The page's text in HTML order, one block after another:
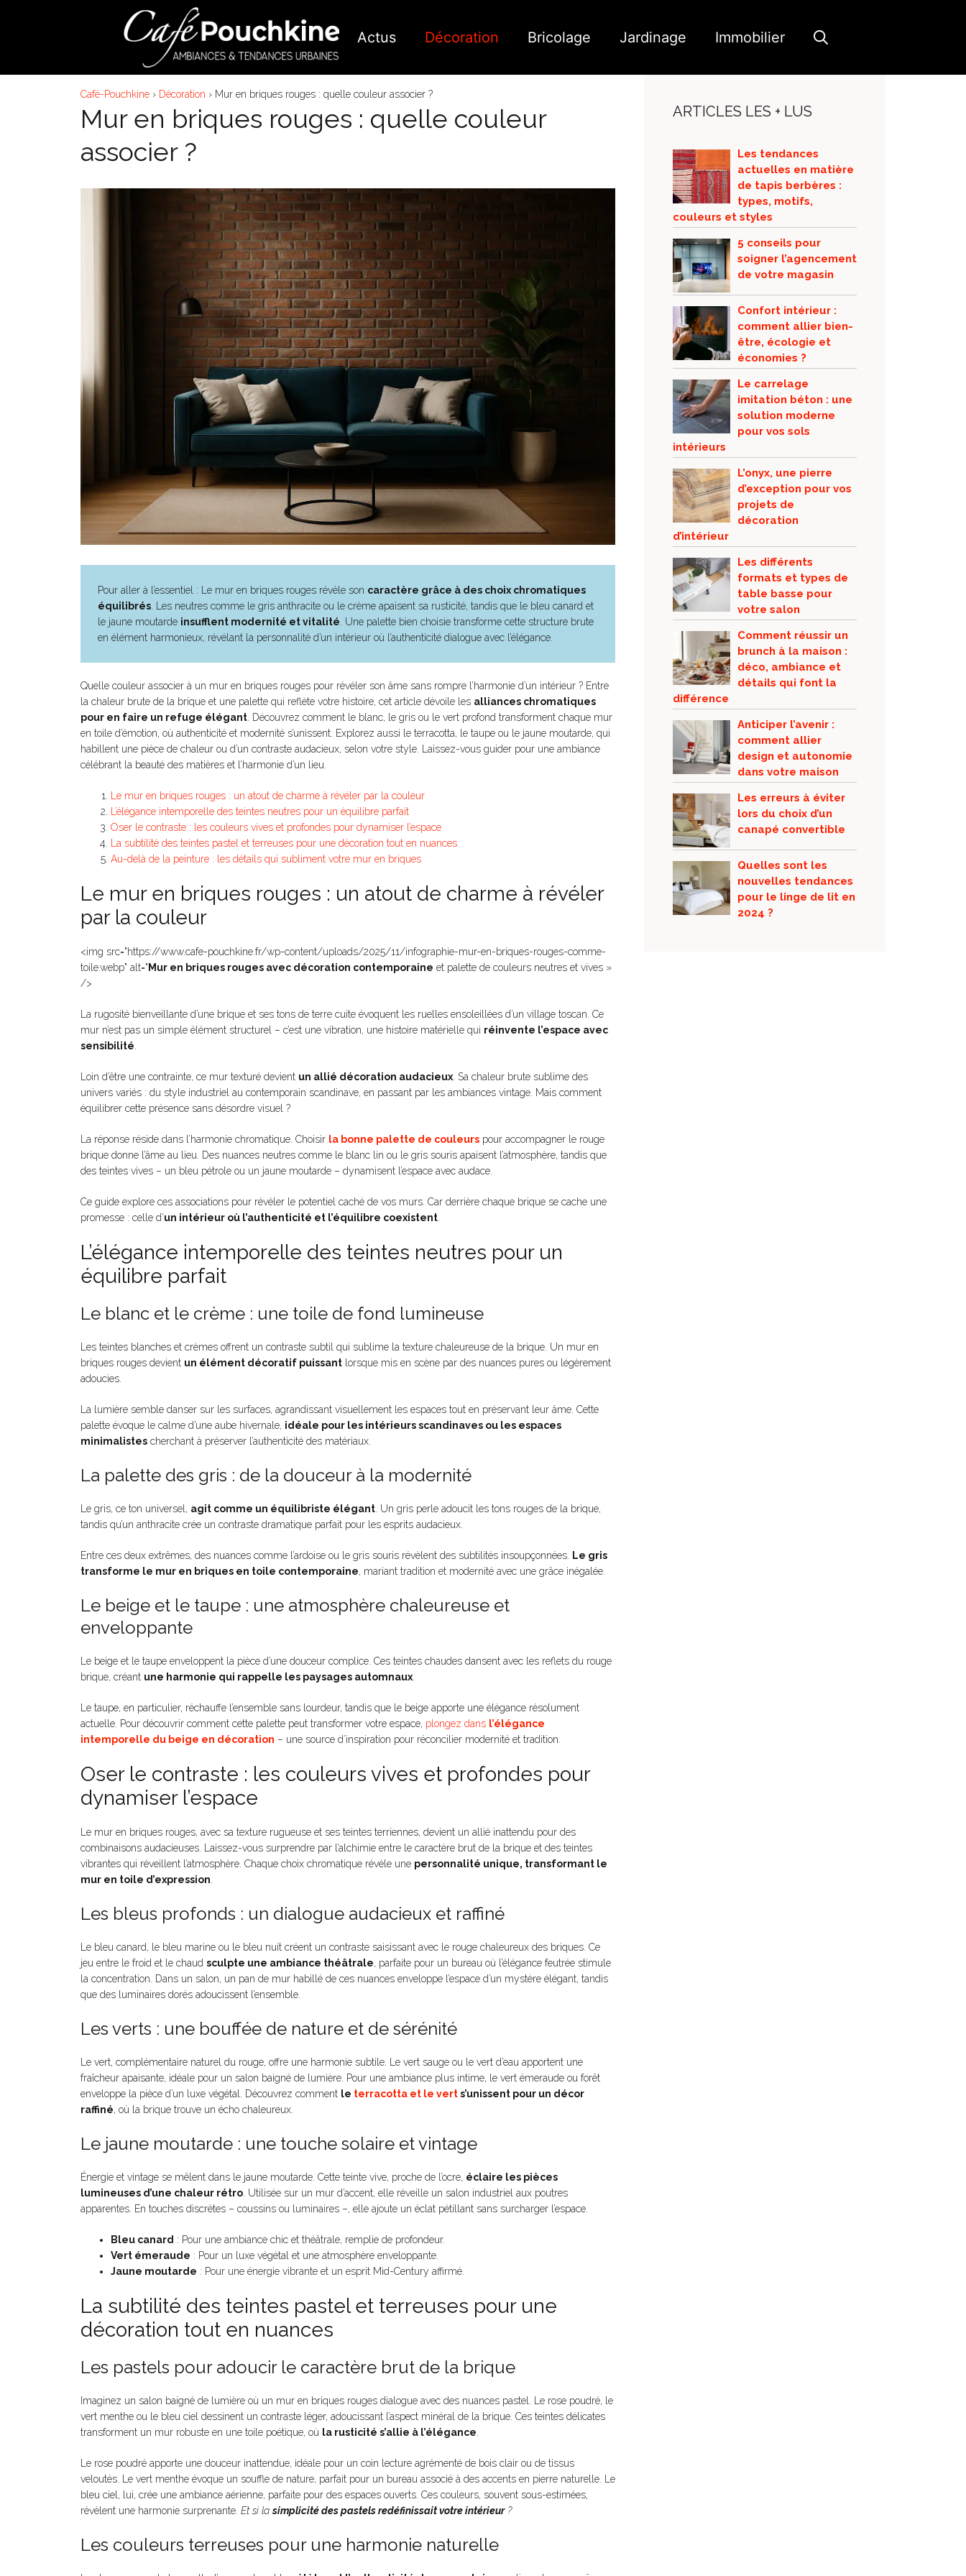
Actus Décoration Bricolage Jardinage Immobilier
Café-Pouchkine › Décoration › Mur en briques rouges : quelle couleur associer ?
Mur en briques rouges : quelle couleur
associer ?
Pour aller à l’essentiel : Le mur en briques rouges révèle son caractère grâce à des choix chromatiques
équilibrés . Les neutres comme le gris anthracite ou le crème apaisent sa rusticité, tandis que le bleu canard et
le jaune moutarde insufflent modernité et vitalité . Une palette bien choisie transforme cette structure brute
en élément harmonieux, révélant la personnalité d’un intérieur où l’authenticité dialogue avec l’élégance.
Quelle couleur associer à un mur en briques rouges pour révéler son âme sans rompre l’harmonie d’un intérieur ? Entre
la chaleur brute de la brique et une palette qui reflète votre histoire, cet article dévoile les alliances chromatiques
pour en faire un refuge élégant . Découvrez comment le blanc, le gris ou le vert profond transforment chaque mur
en toile d’émotion, où authenticité et modernité s’unissent. Explorez aussi le terracotta, le taupe ou le jaune moutarde, qui
habillent une pièce de chaleur ou d’un contraste audacieux, selon votre style. Laissez-vous guider pour une ambiance
célébrant la beauté des matières et l’harmonie d’un lieu.
Le mur en briques rouges : un atout de charme à révéler par la couleur
L’élégance intemporelle des teintes neutres pour un équilibre parfait
Oser le contraste : les couleurs vives et profondes pour dynamiser l’espace
La subtilité des teintes pastel et terreuses pour une décoration tout en nuances
Au-delà de la peinture : les détails qui subliment votre mur en briques
Le mur en briques rouges : un atout de charme à révéler
par la couleur
<img src="https://www.cafe-pouchkine.fr/wp-content/uploads/2025/11/infographie-mur-en-briques-rouges-comme-
toile.webp" alt=" Mur en briques rouges avec décoration contemporaine et palette de couleurs neutres et vives »
/>
La rugosité bienveillante d’une brique et ses tons de terre cuite évoquent les ruelles ensoleillées d’un village toscan. Ce
mur n’est pas un simple élément structurel – c’est une vibration, une histoire matérielle qui réinvente l’espace avec
sensibilité
Loin d’être une contrainte, ce mur texturé devient un allié décoration audacieux . Sa chaleur brute sublime des
univers variés : du style industriel au contemporain scandinave, en passant par les ambiances vintage. Mais comment
équilibrer cette présence sans désordre visuel ?
La réponse réside dans l’harmonie chromatique. Choisir la bonne palette de couleurs pour accompagner le rouge
brique donne l’âme au lieu. Des nuances neutres comme le blanc lin ou le gris souris apaisent l’atmosphère, tandis que
des teintes vives – un bleu pétrole ou un jaune moutarde – dynamisent l’espace avec audace.
Ce guide explore ces associations pour révéler le potentiel caché de vos murs. Car derrière chaque brique se cache une
promesse : celle d’un intérieur où l’authenticité et l’équilibre coexistent
L’élégance intemporelle des teintes neutres pour un
équilibre parfait
Le blanc et le crème : une toile de fond lumineuse
Les teintes blanches et crèmes offrent un contraste subtil qui sublime la texture chaleureuse de la brique. Un mur en
briques rouges devient un élément décoratif puissant lorsque mis en scène par des nuances pures ou légèrement
adoucies.
La lumière semble danser sur les surfaces, agrandissant visuellement les espaces tout en préservant leur âme. Cette
palette évoque le calme d’une aube hivernale, idéale pour les intérieurs scandinaves ou les espaces
minimalistes cherchant à préserver l’authenticité des matériaux.
La palette des gris : de la douceur à la modernité
Le gris, ce ton universel, agit comme un équilibriste élégant . Un gris perle adoucit les tons rouges de la brique,
tandis qu’un anthracite crée un contraste dramatique parfait pour les esprits audacieux.
Entre ces deux extrêmes, des nuances comme l’ardoise ou le gris souris révèlent des subtilités insoupçonnées.
Le gris
transforme le mur en briques en toile contemporaine, mariant tradition et modernité avec une grâce inégalée.
Le beige et le taupe : une atmosphère chaleureuse et
enveloppante
Le beige et le taupe enveloppent la pièce d’une douceur complice. Ces teintes chaudes dansent avec les reflets du rouge
brique, créant une harmonie qui rappelle les paysages automnaux
Le taupe, en particulier, réchauffe l’ensemble sans lourdeur, tandis que le beige apporte une élégance résolument
actuelle. Pour découvrir comment cette palette peut transformer votre espace, plongez dans l’élégance
intemporelle du beige en décoration – une source d’inspiration pour réconcilier modernité et tradition.
Oser le contraste : les couleurs vives et profondes pour
dynamiser l’espace
Le mur en briques rouges, avec sa texture rugueuse et ses teintes terriennes, devient un allié inattendu pour des
combinaisons audacieuses. Laissez-vous surprendre par l’alchimie entre le caractère brut de la brique et des teintes
vibrantes qui réveillent l’atmosphère. Chaque choix chromatique révèle une personnalité unique, transformant le
mur en toile d’expression
Les bleus profonds : un dialogue audacieux et raffiné
Le bleu canard, le bleu marine ou le bleu nuit créent un contraste saisissant avec le rouge chaleureux des briques. Ce
jeu entre le froid et le chaud sculpte une ambiance théâtrale, parfaite pour un bureau où l’élégance feutrée stimule
la concentration. Dans un salon, un pan de mur habillé de ces nuances enveloppe l’espace d’un mystère élégant, tandis
que des luminaires dorés adoucissent l’ensemble.
Les verts : une bouffée de nature et de sérénité
Le vert, complémentaire naturel du rouge, offre une harmonie subtile. Le vert sauge ou le vert d’eau apportent une
fraîcheur apaisante, idéale pour un salon baigné de lumière. Pour une ambiance plus intime, le vert émeraude ou forêt
enveloppe la pièce d’un luxe végétal. Découvrez comment le terracotta et le verts’unissent pour un décor
raffiné, où la brique trouve un écho chaleureux.
Le jaune moutarde : une touche solaire et vintage
Énergie et vintage se mêlent dans le jaune moutarde. Cette teinte vive, proche de l’ocre, éclaire les pièces
lumineuses d’une chaleur rétro . Utilisée sur un mur d’accent, elle réveille un salon industriel aux poutres
apparentes. En touches discrètes – coussins ou luminaires –, elle ajoute un éclat pétillant sans surcharger l’espace.
Bleu canard : Pour une ambiance chic et théâtrale, remplie de profondeur.
Vert émeraude : Pour un luxe végétal et une atmosphère enveloppante.
Jaune moutarde : Pour une énergie vibrante et un esprit Mid-Century affirmé.
La subtilité des teintes pastel et terreuses pour une
décoration tout en nuances
Les pastels pour adoucir le caractère brut de la brique
Imaginez un salon baigné de lumière où un mur en briques rouges dialogue avec des nuances pastel. Le rose poudré, le
vert menthe ou le bleu ciel dessinent un contraste léger, adoucissant l’aspect minéral de la brique. Ces teintes délicates
transforment un mur robuste en une toile poétique, où la rusticité s’allie à l’élégance
Le rose poudré apporte une douceur inattendue, idéale pour un coin lecture agrémenté de bois clair ou de tissus
veloutés. Le vert menthe évoque un souffle de nature, parfait pour un bureau associé à des accents en pierre naturelle. Le
bleu ciel, lui, crée une ambiance aérienne, parfaite pour des espaces ouverts. Ces couleurs, souvent sous-estimées,
révèlent une harmonie surprenante. Et si lasimplicité des pastels redéfinissait votre intérieur?
Les couleurs terreuses pour une harmonie naturelle
ARTICLES LES + LUS
Les tendances
actuelles en matière
de tapis berbères :
types, motifs,
couleurs et styles
5 conseils pour
soigner l’agencement
de votre magasin
Confort intérieur :
comment allier bien-
être, écologie et
économies ?
Le carrelage
imitation béton : une
solution moderne
pour vos sols
intérieurs
L’onyx, une pierre
d’exception pour vos
projets de
décoration
d’intérieur
Les différents
formats et types de
table basse pour
votre salon
Comment réussir un
brunch à la maison :
déco, ambiance et
détails qui font la
différence
Anticiper l’avenir :
comment allier
design et autonomie
dans votre maison
Les erreurs à éviter
lors du choix d’un
canapé convertible
Quelles sont les
nouvelles tendances
pour le linge de lit en
2024 ?